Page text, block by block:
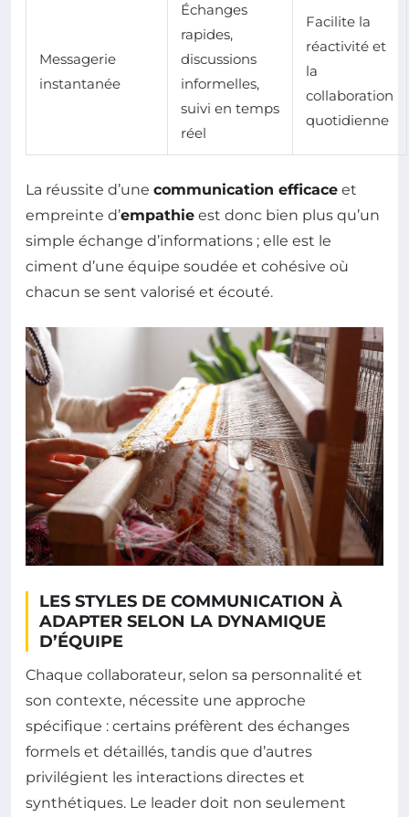
Messagerie
instantanée
Échanges
rapides,
discussions
informelles,
suivi en temps
réel
Facilite la
réactivité et
la
collaboration
quotidienne
La réussite d’une communication efficace et
empreinte d’empathie est donc bien plus qu’un
simple échange d’informations ; elle est le
ciment d’une équipe soudée et cohésive où
chacun se sent valorisé et écouté.
LES STYLES DE COMMUNICATION À
ADAPTER SELON LA DYNAMIQUE
D’ÉQUIPE
Chaque collaborateur, selon sa personnalité et
son contexte, nécessite une approche
spécifique : certains préfèrent des échanges
formels et détaillés, tandis que d’autres
privilégient les interactions directes et
synthétiques. Le leader doit non seulement